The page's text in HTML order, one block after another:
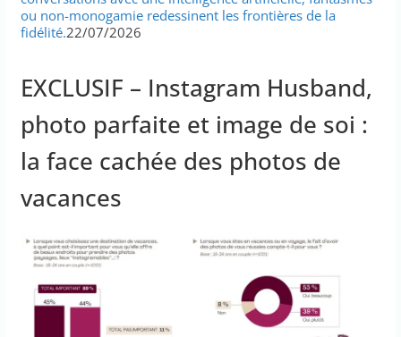
ou non-monogamie redessinent les frontières de la
fidélité.22/07/2026
EXCLUSIF – Instagram Husband,
photo parfaite et image de soi :
la face cachée des photos de
vacances